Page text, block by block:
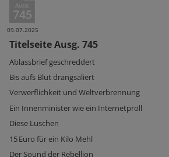
Ausg.
745
09.07.2025
Titelseite Ausg. 745
Ablassbrief geschreddert
Bis aufs Blut drangsaliert
Verwerflichkeit und Weltverbrennung
Ein Innenminister wie ein Internetproll
Diese Luschen
15 Euro für ein Kilo Mehl
Der Sound der Rebellion